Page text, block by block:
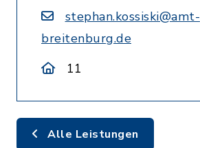
stephan.kossiski@amt-
breitenburg.de
11
Alle Leistungen